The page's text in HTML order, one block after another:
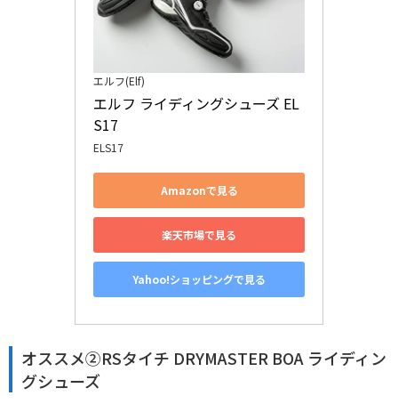
エルフ(Elf)
エルフ ライディングシューズ EL
S17
ELS17
Amazonで見る
楽天市場で見る
Yahoo!ショッピングで見る
オススメ②RSタイチ DRYMASTER BOA ライディン
グシューズ